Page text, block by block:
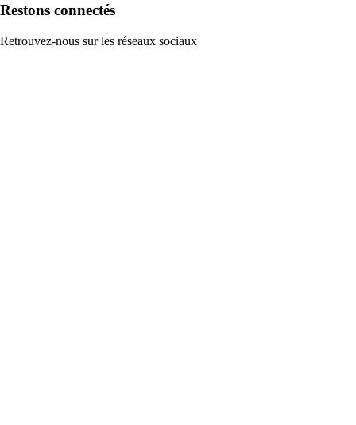
Restons connectés
Retrouvez-nous sur les réseaux sociaux